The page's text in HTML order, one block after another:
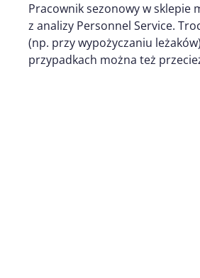
Pracownik sezonowy w sklepie
z analizy Personnel Service.
(np. przy wypożyczaniu
przypadkach można też